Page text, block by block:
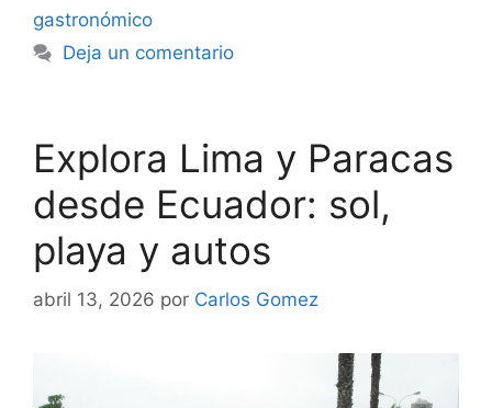
gastronómico
Deja un comentario
Explora Lima y Paracas
desde Ecuador: sol,
playa y autos
abril 13, 2026 por Carlos Gomez